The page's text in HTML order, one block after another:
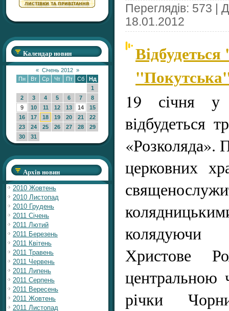
Календар новин
« Січень 2012 »
Пн
Вт Ср Чт Пт Сб
Нд
1
2
3 4 5 6 7
8
9
10 11 12 13 14
15
16
17 18 19 20 21
22
23
24 25 26 27 28
29
30
31
Архів новин
2010 Жовтень
2010 Листопад
2010 Грудень
2011 Січень
2011 Лютий
2011 Березень
2011 Квітень
2011 Травень
2011 Червень
2011 Липень
2011 Серпень
2011 Вересень
2011 Жовтень
2011 Листопад
Переглядів: 573 |
18.01.2012
19 січня у
відбудеться
«Розколяда».
церковних
Христове
центральною
річки